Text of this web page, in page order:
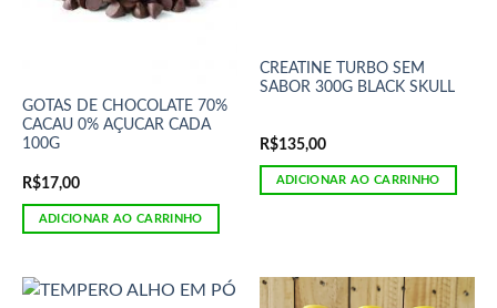
GOTAS DE CHOCOLATE 70%
CACAU 0% AÇUCAR CADA
100G
R$17,00
ADICIONAR AO CARRINHO
CREATINE TURBO SEM
SABOR 300G BLACK SKULL
R$135,00
ADICIONAR AO CARRINHO